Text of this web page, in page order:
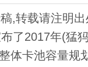
稿,转载请注明
了2017年(猛
体卡池容量规